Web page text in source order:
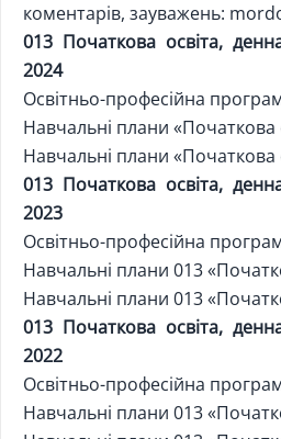
коментарів, зауважень:
013 Початкова освіта,
2024
Освітньо-професійна
Навчальні плани «Початкова
Навчальні плани «Початкова
013 Початкова освіта,
2023
Освітньо-професійна
Навчальні плани 013
Навчальні плани 013
013 Початкова освіта,
2022
Освітньо-професійна
Навчальні плани 013